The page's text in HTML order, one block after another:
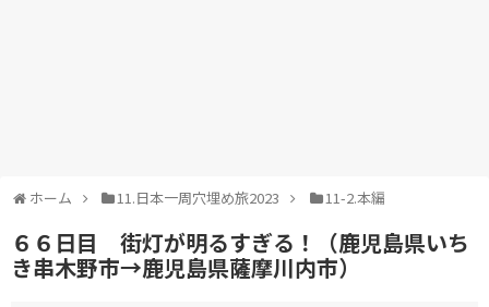
ホーム 11.日本一周穴埋め旅2023 11-2.本編
６６日目 街灯が明るすぎる！（鹿児島県いち
き串木野市→鹿児島県薩摩川内市）